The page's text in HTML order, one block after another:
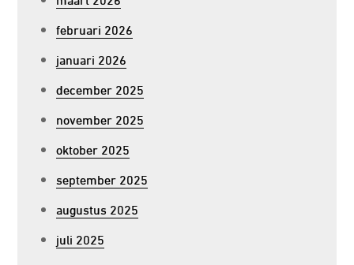
februari 2026
januari 2026
december 2025
november 2025
oktober 2025
september 2025
augustus 2025
juli 2025